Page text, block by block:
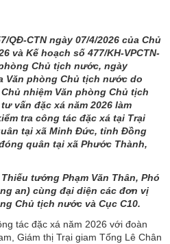
QĐ-CTN ngày 07/4/2026 của Chủ
và Kế hoạch số 477/KH-VPCTN-
Chủ tịch nước, ngày
Văn phòng Chủ tịch nước do
nhiệm Văn phòng Chủ tịch
vấn đặc xá năm 2026 làm
tra công tác đặc xá tại Trại
tại xã Minh Đức, tỉnh Đồng
quân tại xã Phước Thành,
tướng Phạm Văn Thân, Phó
an) cùng đại diện các đơn vị
Chủ tịch nước và Cục C10.
tác đặc xá năm 2026 với đoàn
Giám thị Trại giam Tống Lê Chân